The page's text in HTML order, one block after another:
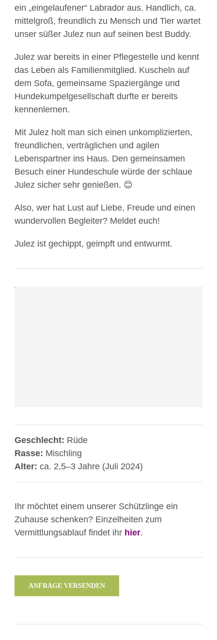
ein „eingelaufener“ Labrador aus. Handlich, ca.
mittelgroß, freundlich zu Mensch und Tier wartet
unser süßer Julez nun auf seinen best Buddy.
Julez war bereits in einer Pflegestelle und kennt
das Leben als Familienmitglied. Kuscheln auf
dem Sofa, gemeinsame Spaziergänge und
Hundekumpelgesellschaft durfte er bereits
kennenlernen.
Mit Julez holt man sich einen unkomplizierten,
freundlichen, verträglichen und agilen
Lebenspartner ins Haus. Den gemeinsamen
Besuch einer Hundeschule würde der schlaue
Julez sicher sehr genießen. 😊
Also, wer hat Lust auf Liebe, Freude und einen
wundervollen Begleiter? Meldet euch!
Julez ist gechippt, geimpft und entwurmt.
dem
Laden
Videos
akzeptieren
die
von
Geschlecht: Rüde
Rasse: Mischling
Alter: ca. 2,5–3 Jahre (Juli 2024)
Ihr möchtet einem unserer Schützlinge ein
Zuhause schenken? Einzelheiten zum
Vermittlungsablauf findet ihr hier.
ANFRAGE VERSENDEN